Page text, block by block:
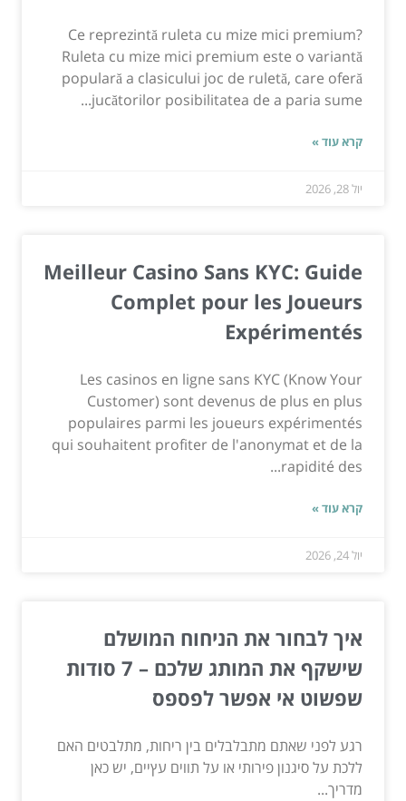
Ce reprezintă ruleta cu mize mici premium?
Ruleta cu mize mici premium este o variantă
populară a clasicului joc de ruletă, care oferă
jucătorilor posibilitatea de a paria sume...
קרא עוד »
יול 28, 2026
Meilleur Casino Sans KYC: Guide
Complet pour les Joueurs
Expérimentés
Les casinos en ligne sans KYC (Know Your
Customer) sont devenus de plus en plus
populaires parmi les joueurs expérimentés
qui souhaitent profiter de l'anonymat et de la
rapidité des...
קרא עוד »
יול 24, 2026
איך לבחור את הניחוח המושלם
שישקף את המותג שלכם – 7 סודות
שפשוט אי אפשר לפספס
רגע לפני שאתם מתבלבלים בין ריחות, מתלבטים האם
ללכת על סיגנון פירותי או על תווים עץיים, יש כאן
מדריך...